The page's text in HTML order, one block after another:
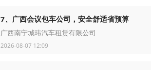
7、广西会议包车公司，安全舒适省预算
广西南宁城玮汽车租赁有限公司
2026-08-07 12:09